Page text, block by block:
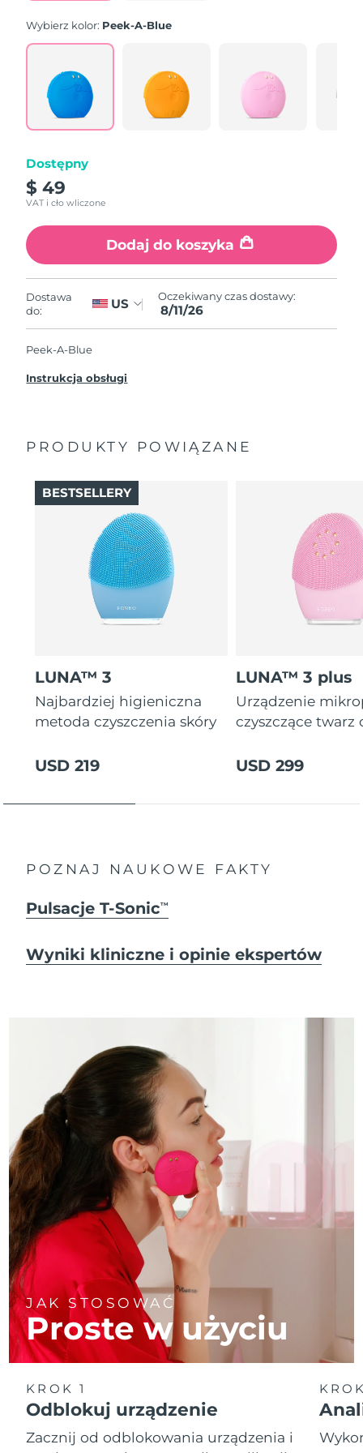
Wybierz kolor: Peek-A-Blue
Dostępny
$ 49
VAT i cło wliczone
Dodaj do koszyka
Dostawa
do:
US Oczekiwany czas dostawy:
8/11/26
Peek-A-Blue
Instrukcja obsługi
PRODUKTY POWIĄZANE
LUNA™ 3
Najbardziej higieniczna
metoda czyszczenia skóry
USD 219
BESTSELLERY
LUNA™ 3 plus
Urządzenie
czyszczące twarz
USD 299
POZNAJ NAUKOWE FAKTY
Pulsacje T-SonicTM
Wyniki kliniczne i opinie ekspertów
JAK STOSOWAĆ
Proste w użyciu
KROK 1
Odblokuj urządzenie
Zacznij od odblokowania urządzenia i